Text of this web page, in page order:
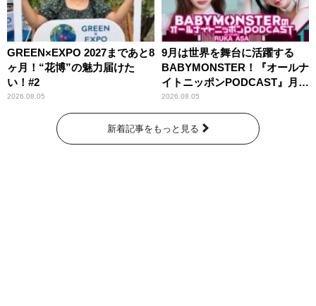
GREEN×EXPO 2027まであと8
ヶ月！“花博”の魅力届けた
い！#2
2026.08.05
9月は世界を舞台に活躍する
BABYMONSTER！『オールナ
イトニッポンPODCAST』月替
わりパーソナリティ
2026.08.05
新着記事をもっと見る